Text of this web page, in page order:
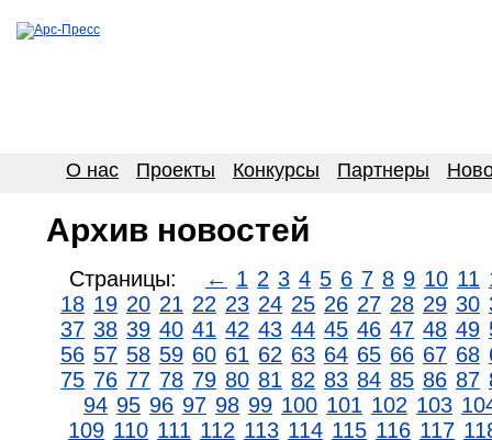
О нас Проекты Конкурсы Партнеры
Архив новостей
Страницы: ← 1 2 3 4 5 6 7 8 9 10 11
18 19 20 21 22 23 24 25 26 27 28 29 30
37 38 39 40 41 42 43 44 45 46 47 48 49
56 57 58 59 60 61 62 63 64 65 66 67 68
75 76 77 78 79 80 81 82 83 84 85 86 87
94 95 96 97 98 99 100 101 102 103
109 110 111 112 113 114 115 116 117